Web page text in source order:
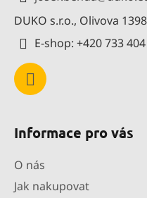
DUKO s.r.o., Olivova
E-shop: +420 733
Informace pro vás
O nás
Jak nakupovat